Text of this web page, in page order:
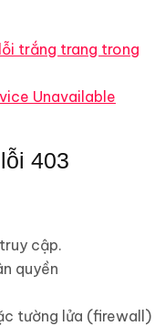
trắng trang trong
Unavailable
403
cập.
quyền
tường lửa (firewall)